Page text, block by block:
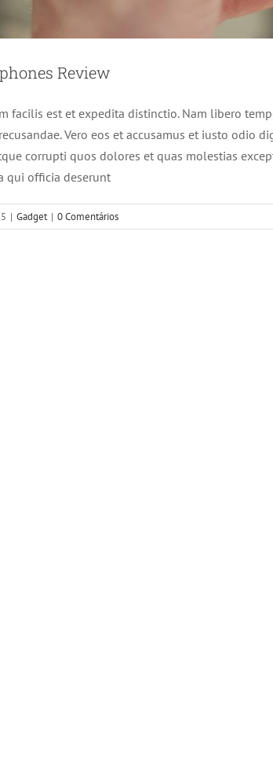
Review
facilis est et expedita distinctio. Nam libero
Vero eos et accusamus et iusto odio
corrupti quos dolores et quas molestias
qui officia deserunt
| Gadget | 0 Comentários